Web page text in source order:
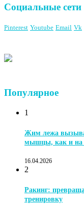
Социальные сети
Pinterest Youtube Email Vk
Популярное
1
Жим лежа
мышцы, как и на
16.04.2026
2
Ракинг:
тренировку